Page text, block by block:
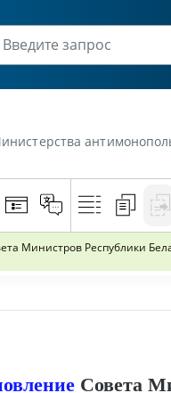
регулирования и торговли Республики Беларусь
Министров Республики
Совета